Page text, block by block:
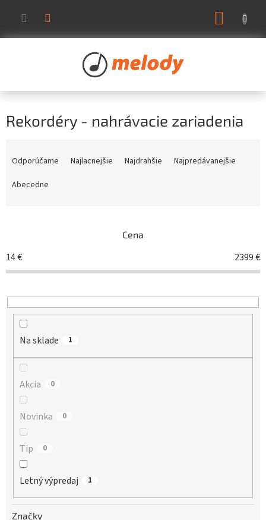
obsah
Rekordéry - nahrávacie zariadenia
o
d
Odporúčame Najlacnejšie Najdrahšie
Najpredávanejšie
Abecedne
Cena
14€ 2399€
Na sklade 1
Akcia 0
Novinka 0
Tip 0
Letný výpredaj 1
Značky